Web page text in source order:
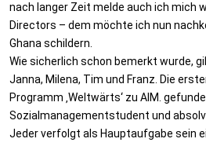
nach langer Zeit melde auch ich mich
Directors – dem möchte ich nun
Ghana schildern.
Wie sicherlich schon bemerkt wurde,
Janna, Milena, Tim und Franz. Die
Programm ‚Weltwärts‘ zu AIM.
Sozialmanagementstudent und
Jeder verfolgt als Hauptaufgabe sein